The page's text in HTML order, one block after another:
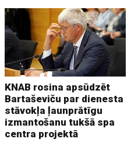
KNAB rosina apsūdzēt
Bartaševiču par dienesta
stāvokļa ļaunprātīgu
izmantošanu tukšā spa
centra projektā